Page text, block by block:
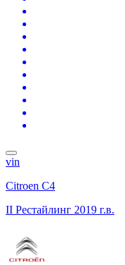
vin
Citroen C4
II Рестайлинг 2019 г.в.